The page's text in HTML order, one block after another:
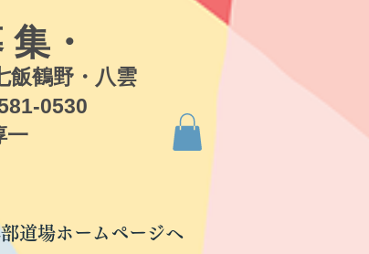
集・
鶴野・八雲
0530
道場ホームページへ